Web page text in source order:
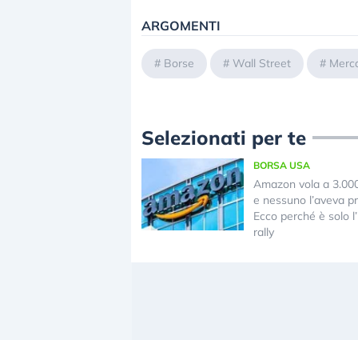
ARGOMENTI
# Borse # Wall Street #
Selezionati per te
BORSA USA
Amazon vola a
e nessuno l’aveva
Ecco perché è solo
rally